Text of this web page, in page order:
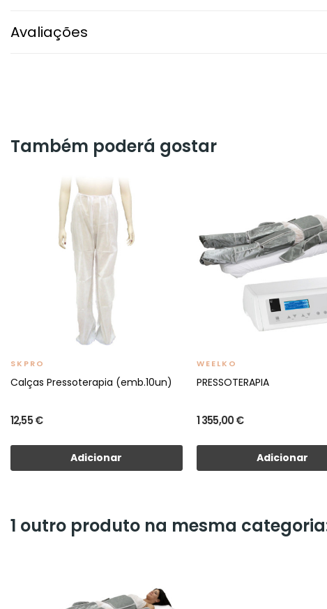
Avaliações
Também poderá gostar
SKPRO
Calças Pressoterapia (emb.10un)
12,55 €
Adicionar
WEELKO
PRESSOTERAPIA
1 355,00 €
Adicionar
1 outro produto na mesma